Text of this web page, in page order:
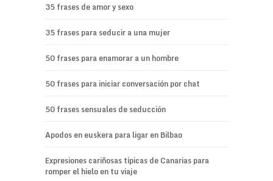
35 frases de amor y sexo
35 frases para seducir a una mujer
50 frases para enamorar a un hombre
50 frases para iniciar conversación por chat
50 frases sensuales de seducción
Apodos en euskera para ligar en Bilbao
Expresiones cariñosas típicas de Canarias para
romper el hielo en tu viaje